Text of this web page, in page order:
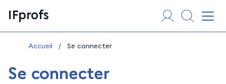
au
contenu
IFprofs
Vous êtes ici :
Accueil / Se connecter
Se connecter